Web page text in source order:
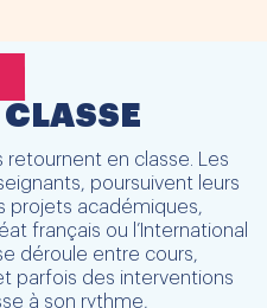
CLASSE
retournent en classe. Les
poursuivent leurs
projets académiques,
français ou l’International
déroule entre cours,
parfois des interventions
à son rythme,